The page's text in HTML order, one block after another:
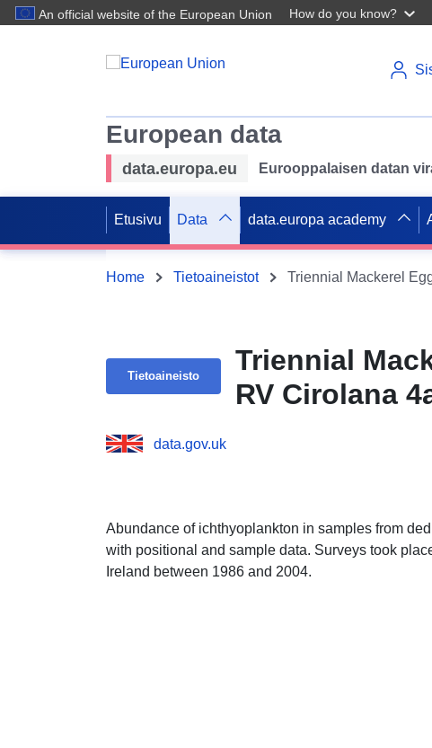
An official website of the European Union How do you know?
European data
data.europa.eu Eurooppalaisen datan
Etusivu Data data.europa academy
Home Tietoaineistot Triennial Mackerel
Tietoaineisto
Triennial
RV Cirolana
data.gov.uk
Abundance of ichthyoplankton in samples from
with positional and sample data. Surveys took
Ireland between 1986 and 2004.